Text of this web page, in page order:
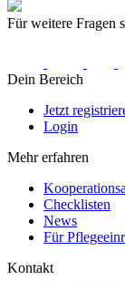
Für weitere Fragen
Dein Bereich
Jetzt
Login
Mehr erfahren
Checklisten
News
Für
Kontakt